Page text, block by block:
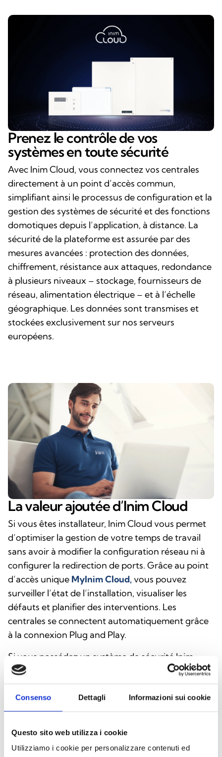
Consenso Dettagli Informazioni sui cookie
Questo sito web utilizza i cookie
Utilizziamo i cookie per personalizzare contenuti ed
Prenez le contrôle de vos
systèmes en toute sécurité
Avec Inim Cloud, vous connectez vos centrales
directement à un point d’accès commun,
simplifiant ainsi le processus de configuration et la
gestion des systèmes de sécurité et des fonctions
domotiques depuis l’application, à distance. La
sécurité de la plateforme est assurée par des
mesures avancées : protection des données,
chiffrement, résistance aux attaques, redondance
à plusieurs niveaux – stockage, fournisseurs de
réseau, alimentation électrique – et à l’échelle
géographique. Les données sont transmises et
stockées exclusivement sur nos serveurs
européens.
La valeur ajoutée d’Inim Cloud
Si vous êtes installateur, Inim Cloud vous permet
d’optimiser la gestion de votre temps de travail
sans avoir à modifier la configuration réseau ni à
configurer la redirection de ports. Grâce au point
d’accès unique MyInim Cloud,vous pouvez
surveiller l’état de l’installation, visualiser les
défauts et planifier des interventions. Les
centrales se connectent automatiquement grâce
à la connexion Plug and Play.
Si vous possédez un système de sécurité Inim,
l’infrastructure cloud vous offre un contrôle
complet, vous permettant d’activer les sorties du
système, de régler les thermostats et de consulter
les événements. Les notifications push et les e-
Les données sont stockées exclusivement sur des
serveurs européens, pour une sécurité et un